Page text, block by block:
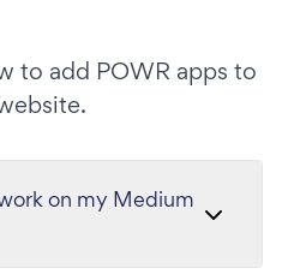
to add POWR apps to
on my Medium